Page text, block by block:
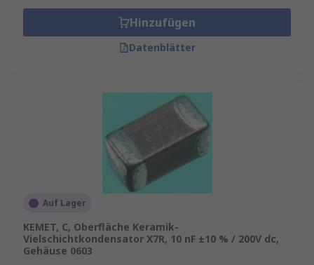
Hinzufügen
Datenblätter
Auf Lager
KEMET, C, Oberfläche Keramik-
Vielschichtkondensator X7R, 10 nF ±10 % / 200V dc,
Gehäuse 0603